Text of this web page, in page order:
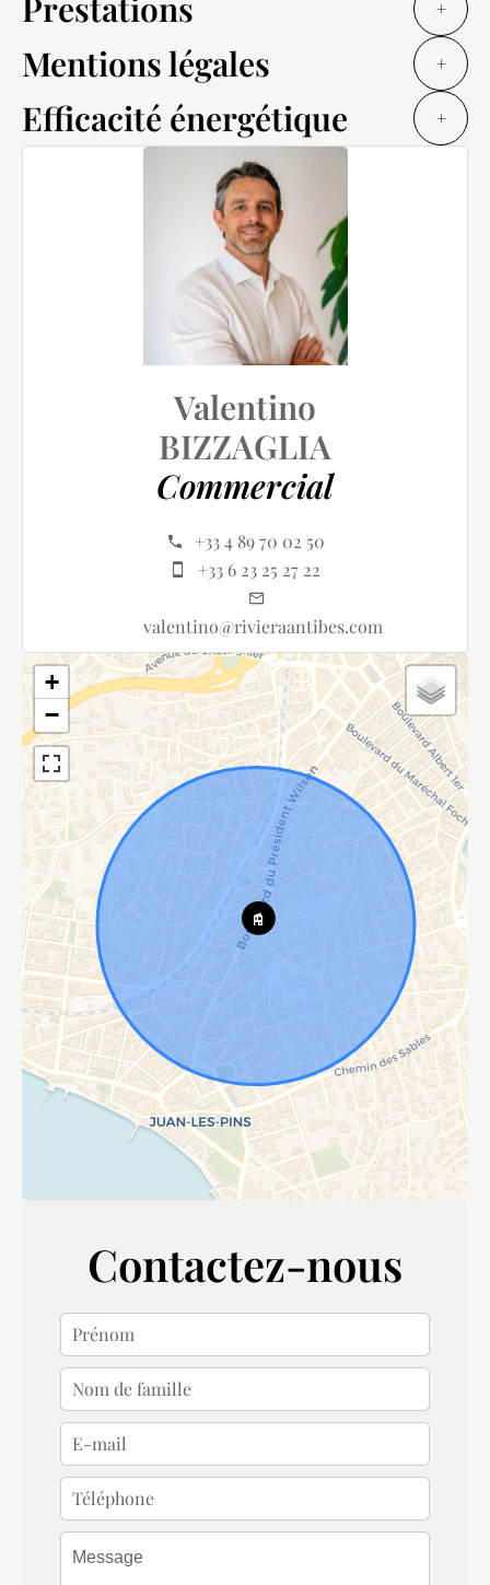
+
Mentions légales +
Efficacité énergétique +
Valentino
BIZZAGLIA
Commercial
+33 4 89 70 02 50
+33 6 23 25 27 22
valentino@rivieraantibes.com
+
−
Contactez-nous